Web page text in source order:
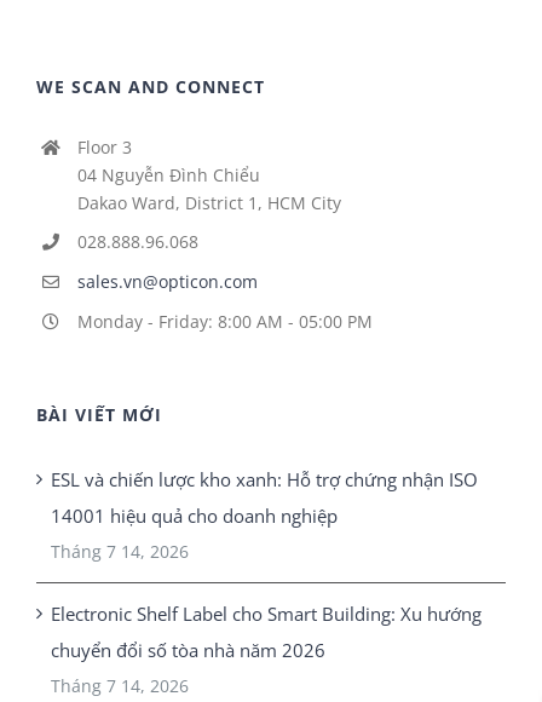
WE SCAN AND CONNECT
Floor 3
04 Nguyễn Đình Chiểu
Dakao Ward, District 1, HCM City
028.888.96.068
sales.vn@opticon.com
Monday - Friday: 8:00 AM - 05:00 PM
BÀI VIẾT MỚI
ESL và chiến lược kho xanh: Hỗ trợ chứng nhận ISO
14001 hiệu quả cho doanh nghiệp
Tháng 7 14, 2026
Electronic Shelf Label cho Smart Building: Xu hướng
chuyển đổi số tòa nhà năm 2026
Tháng 7 14, 2026